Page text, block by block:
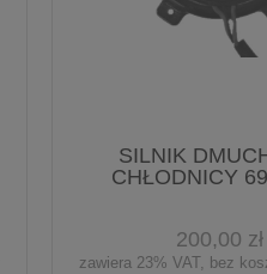
SILNIK
CHŁODNICY
200,00 zł
zawiera 23% VAT, bez